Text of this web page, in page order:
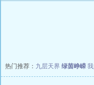
热门推荐： 九层天界 绿茵峥嵘